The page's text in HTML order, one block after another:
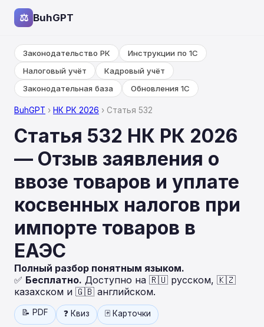
⚖ BuhGPT
Законодательство РК
Инструкции по 1С
Налоговый учёт
Кадровый учёт
Законодательная база
Обновления 1С
BuhGPT › НК РК 2026 › Статья 532
Статья 532 НК РК 2026
— Отзыв заявления о
ввозе товаров и уплате
косвенных налогов при
импорте товаров в
ЕАЭС
Полный разбор понятным языком.
✅ Бесплатно. Доступно на 🇷🇺 русском, 🇰🇿
казахском и 🇬🇧 английском.
📝 PDF ❓ Квиз 🃏 Карточки